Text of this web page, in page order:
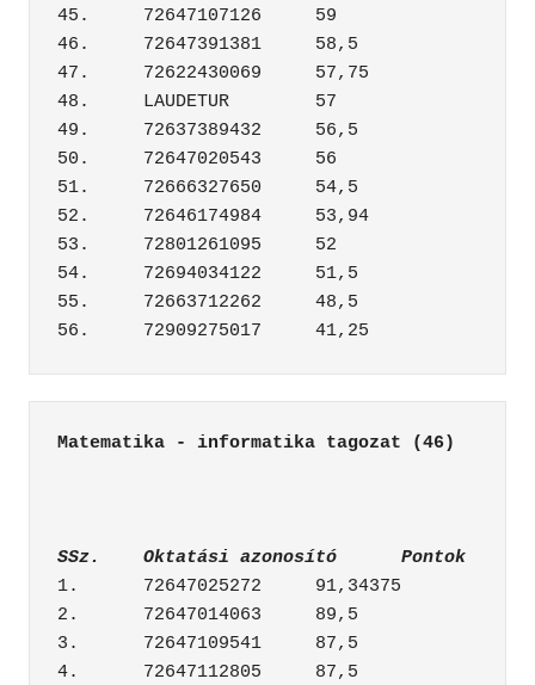
45.	72647107126	59
46.	72647391381	58,5
47.	72622430069	57,75
48.	LAUDETUR	57
49.	72637389432	56,5
50.	72647020543	56
51.	72666327650	54,5
52.	72646174984	53,94
53.	72801261095	52
54.	72694034122	51,5
55.	72663712262	48,5
Matematika - informatika tagozat (46)
SSz.	Oktatási azonosító	Pontok
1.	72647025272	91,34375
2.	72647014063	89,5
3.	72647109541	87,5
4.	72647112805	87,5